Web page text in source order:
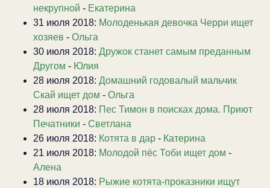
некрупной - Екатерина
31 июля 2018: Молоденькая девочка Черри ищет
хозяев - Ольга
30 июля 2018: Дружок станет самым преданным
Другом - Юлия
28 июля 2018: Домашний годовалый мальчик
Скай ищет дом - Ольга
28 июля 2018: Пес Тимон в поисках дома. Приют
Печатники - Светлана
26 июля 2018: Котята в дар - Катерина
21 июля 2018: Молодой пёс Тоби ищет дом -
Алена
18 июля 2018: Рыжие котята-проказники ищут